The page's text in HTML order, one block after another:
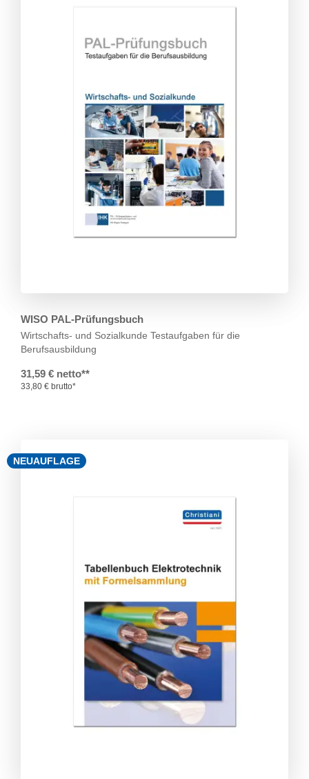
WISO PAL-Prüfungsbuch
Wirtschafts- und Sozialkunde Testaufgaben für die
Berufsausbildung
31,59 € netto**
33,80 € brutto*
NEUAUFLAGE